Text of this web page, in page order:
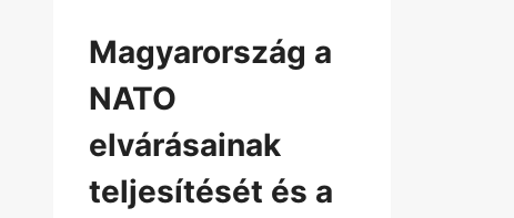
Magyarország a
NATO
elvárásainak
teljesítését és a